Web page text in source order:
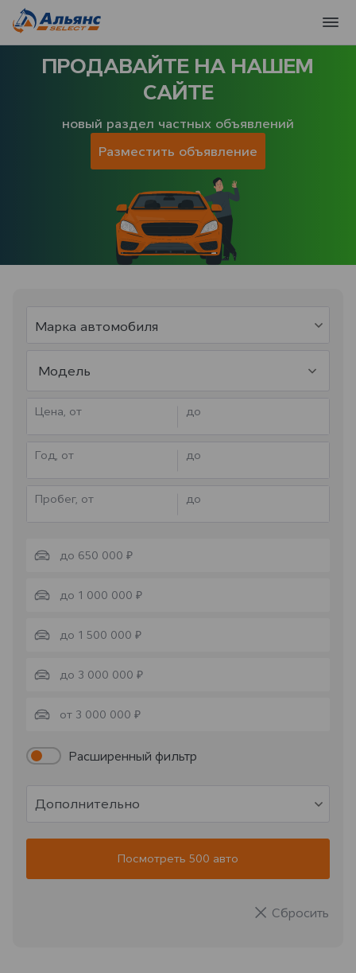
ПРОДАВАЙТЕ НА НАШЕМ
САЙТЕ
новый раздел частных объявлений
Разместить объявление
Модель
Цена, от до
Год, от до
Пробег, от до
до 650 000 ₽
до 1 000 000 ₽
до 1 500 000 ₽
до 3 000 000 ₽
от 3 000 000 ₽
Расширенный фильтр
Дополнительно
Сбросить
Посмотреть 500 авто